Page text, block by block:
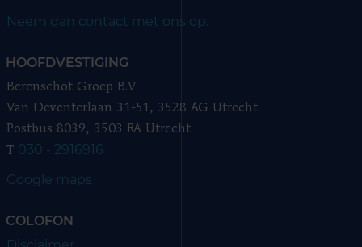
Neem dan contact met ons op.
HOOFDVESTIGING
Berenschot Groep B.V.
Van Deventerlaan 31-51, 3528 AG Utrecht
Postbus 8039, 3503 RA Utrecht
T 030 - 2916916
Google maps
COLOFON